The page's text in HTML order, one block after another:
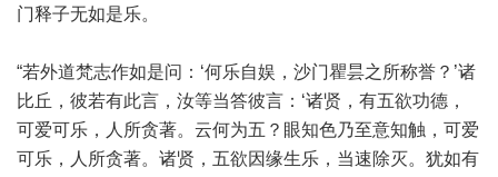
门释子无如是乐。
“若外道梵志作如是问：‘何乐自娱，沙门瞿昙之所称誉？’诸
比丘，彼若有此言，汝等当答彼言：‘诸贤，有五欲功德，
可爱可乐，人所贪著。云何为五？眼知色乃至意知触，可爱
可乐，人所贪著。诸贤，五欲因缘生乐，当速除灭。犹如有